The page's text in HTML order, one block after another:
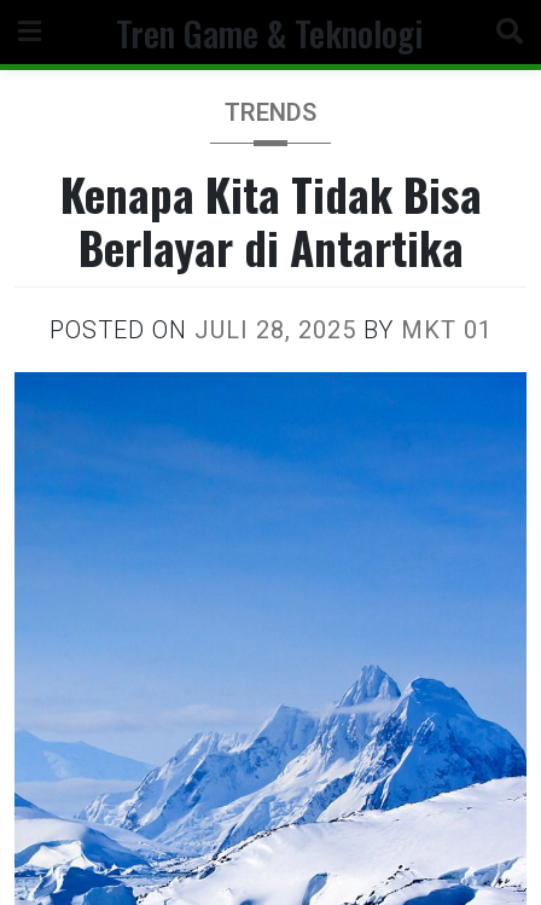
content
Tren Game & Teknologi
TRENDS
Kenapa Kita Tidak Bisa
Berlayar di Antartika
POSTED ON JULI 28, 2025 BY MKT 01